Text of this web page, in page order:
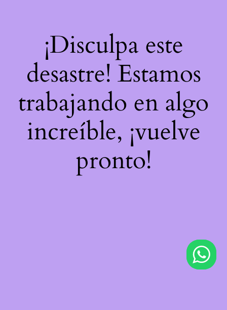
¡Disculpa este
desastre! Estamos
trabajando en algo
increíble, ¡vuelve
pronto!